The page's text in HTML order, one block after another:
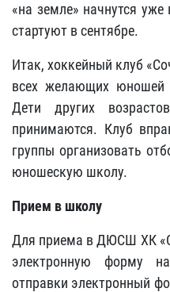
«на земле» начнутся уже
стартуют в сентябре.
Итак, хоккейный клуб
всех желающих юношей
Дети других
принимаются. Клуб
группы организовать
юношескую школу.
Прием в школу
Для приема в ДЮСШ ХК
электронную форму
отправки электронный